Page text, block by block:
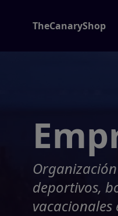
TheCanaryShop
deportivos,